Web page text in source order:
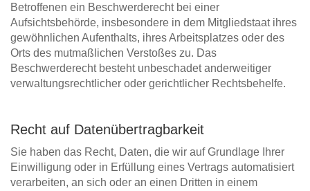
Betroffenen ein Beschwerderecht bei einer
Aufsichtsbehörde, insbesondere in dem Mitgliedstaat ihres
gewöhnlichen Aufenthalts, ihres Arbeitsplatzes oder des
Orts des mutmaßlichen Verstoßes zu. Das
Beschwerderecht besteht unbeschadet anderweitiger
verwaltungsrechtlicher oder gerichtlicher Rechtsbehelfe.
Recht auf Datenübertragbarkeit
Sie haben das Recht, Daten, die wir auf Grundlage Ihrer
Einwilligung oder in Erfüllung eines Vertrags automatisiert
verarbeiten, an sich oder an einen Dritten in einem